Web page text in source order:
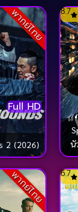
พากย์ไทย
Full HD
2 (2026)
8.7
นั
พากย์ไทย 6.7